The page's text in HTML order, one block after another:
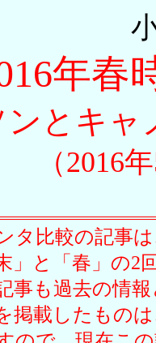
年春
ンとキ
（2016
タ比較の記事
」と「春」の
事も過去の情
掲載したもの